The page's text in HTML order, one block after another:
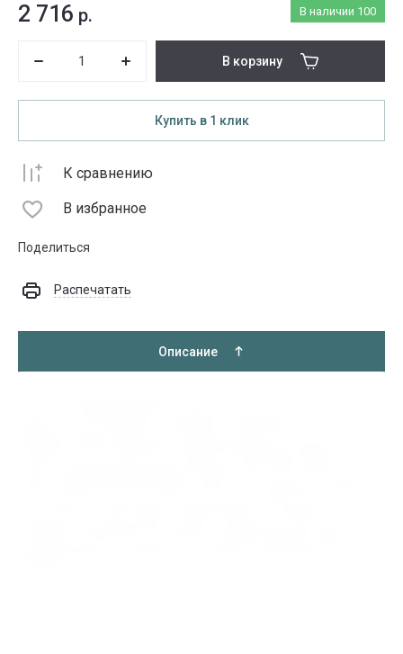
В наличии 100
2 716 р.
В корзину
Купить в 1 клик
К сравнению
В избранное
Поделиться
Распечатать
Описание